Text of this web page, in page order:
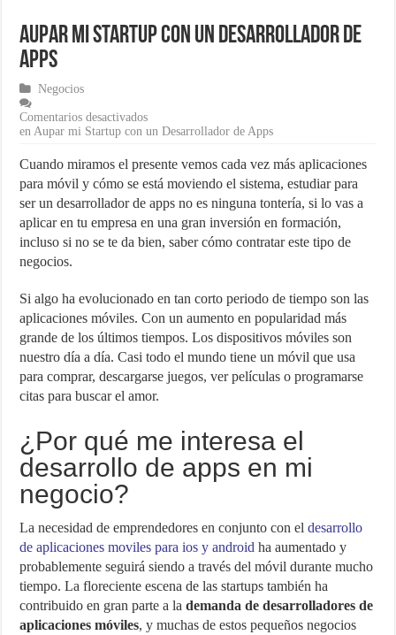
¿Cómo una pasarela de pagos puede aumentar las ventas de tu
Marketing para emprendedores
Material de Oficina que no puede faltar en tu negocio
Aupar mi Startup con un Desarrollador de
Apps
Negocios
Comentarios desactivados
en Aupar mi Startup con un Desarrollador de Apps
Cuando miramos el presente vemos cada vez más aplicaciones
para móvil y cómo se está moviendo el sistema, estudiar para
ser un desarrollador de apps no es ninguna tontería, si lo vas a
aplicar en tu empresa en una gran inversión en formación,
incluso si no se te da bien, saber cómo contratar este tipo de
negocios.
Si algo ha evolucionado en tan corto periodo de tiempo son las
aplicaciones móviles. Con un aumento en popularidad más
grande de los últimos tiempos. Los dispositivos móviles son
nuestro día a día. Casi todo el mundo tiene un móvil que usa
para comprar, descargarse juegos, ver películas o programarse
citas para buscar el amor.
¿Por qué me interesa el
desarrollo de apps en mi
negocio?
La necesidad de emprendedores en conjunto con eldesarrollo
de aplicaciones moviles para ios y android ha aumentado y
probablemente seguirá siendo a través del móvil durante mucho
tiempo. La floreciente escena de las startups también ha
contribuido en gran parte a lademanda de desarrolladores de
aplicaciones móviles, y muchas de estos pequeños negocios